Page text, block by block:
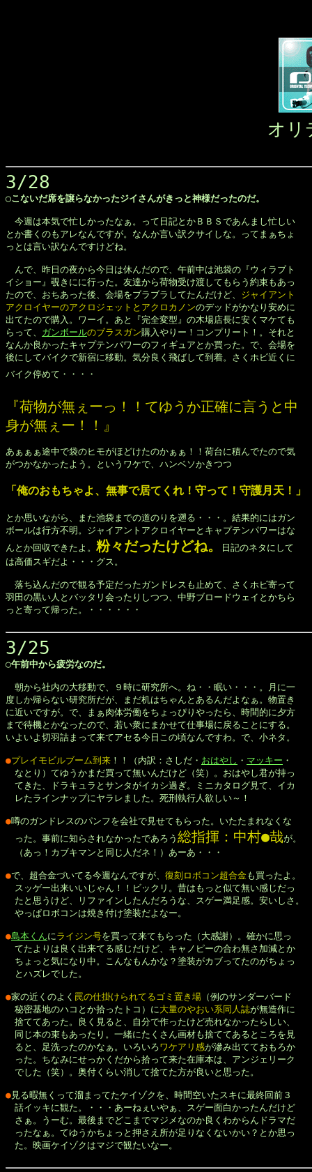
オリ
3/28
◯こないだ席を譲らなかったジイさんがきっと神様だったのだ。
今週は本気で忙しかったなぁ。って日記とかＢＢＳであんまし忙しい
とか書くのもアレなんですが。なんか言い訳クサイしな。ってまぁちょ
っとは言い訳なんですけどね。
んで、昨日の夜から今日は休んだので、午前中は池袋の『ウィラブト
イショー』覗きにに行った。友達から荷物受け渡してもらう約束もあっ
たので、おちあった後、会場をブラブラしてたんだけど、 ジャイアント
アクロイヤーのアクロジェットとアクロカノンのデッドがかなり安めに
出てたので購入。ワーイ。あと『完全変型』の木場店長に安くマケても
らって、 ガンボールのブラスガン購入やりー！コンプリート！。それと
なんか良かったキャプテンパワーのフィギュアとか買った。で、会場を
後にしてバイクで新宿に移動。気分良く飛ばして到着。さくホビ近くに
バイク停めて・・・・
『荷物が無ぇーっ！！てゆうか正確に言うと中
身が無ぇー！！』
あぁぁぁ途中で袋のヒモがほどけたのかぁぁ！！荷台に積んでたので気
がつかなかったよう。というワケで、ハンベソかきつつ
「俺のおもちゃよ、無事で居てくれ！守って！守護月天！」
とか思いながら、また池袋までの道のりを遡る・・・。結果的にはガン
ボールは行方不明。ジャイアントアクロイヤーとキャプテンパワーはな
んとか回収できたよ。 粉々だったけどね。
日記のネタにして
は高価スギだよ・・・グス。
落ち込んだので観る予定だったガンドレスも止めて、さくホビ寄って
羽田の黒い人とバッタリ会ったりしつつ、中野ブロードウェイとかちら
っと寄って帰った。・・・・・・
3/25
◯午前中から疲労なのだ。
朝から社内の大移動で、９時に研究所へ。ね・・眠い・・・。月に一
度しか帰らない研究所だが、まだ机はちゃんとあるんだよなぁ。物置き
に近いですが。で、まぁ肉体労働をちょっぴりやったら、時間的に夕方
まで待機とかなったので、若い衆にまかせて仕事場に戻ることにする。
いよいよ切羽詰まって来てアセる今日この頃なんですわ。で、小ネタ。
●プレイモビルブーム到来 ！！（内訳：さしだ・ おはやし ・ マッキー ・
なとり）てゆうかまだ買って無いんだけど（笑）。おはやし君が持っ
てきた、ドラキュラとサンタがイカシ過ぎ。ミニカタログ見て、イカ
レたラインナップにヤラレました。死刑執行人欲しい～！
●噂のガンドレスのパンフを会社で見せてもらった。いたたまれなくな
った。事前に知らされなかったであろう 総指揮：中村●哉が。
（あっ！カブキマンと同じ人だネ！）あーあ・・・
●で、超合金づいてる今週なんですが、 復刻ロボコン超合金も買ったよ。
スッゲー出来いいじゃん！！ビックリ。昔はもっと似て無い感じだっ
たと思うけど、リファインしたんだろうな、スゲー満足感。安いしさ。
やっぱロボコンは焼き付け塗装だよなー。
●島本くんにライジン号を買って来てもらった（大感謝）。確かに思っ
てたよりは良く出来てる感じだけど、キャノピーの合わ無さ加減とか
ちょっと気になり中。こんなもんかな？塗装がカブってたのがちょっ
とハズレでした。
●家の近くのよく 罠の仕掛けられてるゴミ置き場 （例のサンダーバード
秘密基地のハコとか拾ったトコ）に大量のやおい系同人誌が無造作に
捨ててあった。良く見ると、自分で作ったけど売れなかったらしい、
同じ本の束もあったり。一緒にたくさん画材も捨ててあるところを見
ると、足洗ったのかなぁ。いろいろワケアリ感が滲み出てておもろか
った。ちなみにせっかくだから拾って来た在庫本は、アンジェリーク
でした（笑）。奥付くらい消して捨てた方が良いと思った。
●見る暇無くって溜まってたケイゾクを、時間空いたスキに最終回前３
話イッキに観た。・・・あーねぇいやぁ、スゲー面白かったんだけど
さぁ。うーむ。最後までどこまでマジメなのか良くわからんドラマだ
ったなぁ。てゆうかちょっと押さえ所が足りなくないかい？とか思っ
た。映画ケイゾクはマジで観たいなー。